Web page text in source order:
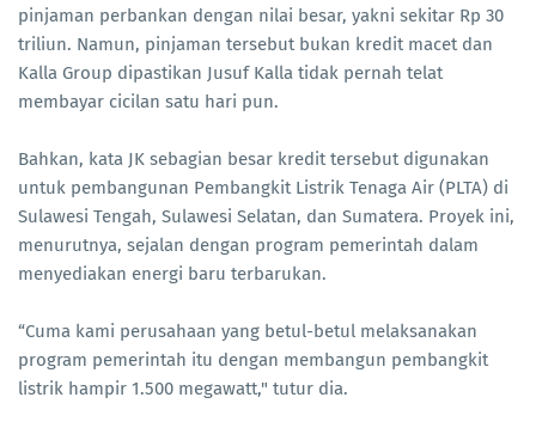
pinjaman perbankan dengan nilai besar, yakni sekitar Rp 30
triliun. Namun, pinjaman tersebut bukan kredit macet dan
Kalla Group dipastikan Jusuf Kalla tidak pernah telat
membayar cicilan satu hari pun.
Bahkan, kata JK sebagian besar kredit tersebut digunakan
untuk pembangunan Pembangkit Listrik Tenaga Air (PLTA) di
Sulawesi Tengah, Sulawesi Selatan, dan Sumatera. Proyek ini,
menurutnya, sejalan dengan program pemerintah dalam
menyediakan energi baru terbarukan.
“Cuma kami perusahaan yang betul-betul melaksanakan
program pemerintah itu dengan membangun pembangkit
listrik hampir 1.500 megawatt," tutur dia.